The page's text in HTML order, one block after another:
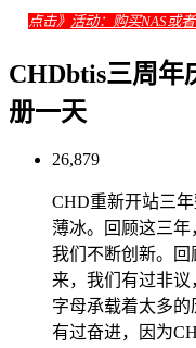
点击》 活动：购买NAS或
CHDbtis三周年
册一天
26,879
CHD重新开站三
薄冰。回顾这三年
我们不断创新。
来，我们有过非
字母承载着太多的
有过奋进，因为